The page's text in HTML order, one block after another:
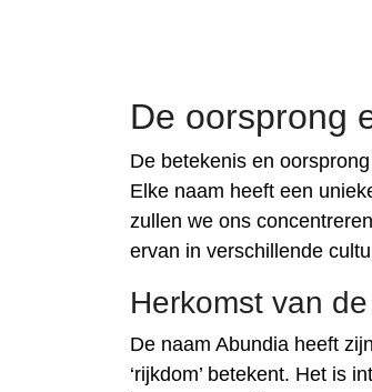
De oorsprong
De betekenis en
Elke naam heeft een
zullen we ons
ervan in verschillende
Herkomst van
De naam Abundia heeft
‘rijkdom’ betekent. Het is